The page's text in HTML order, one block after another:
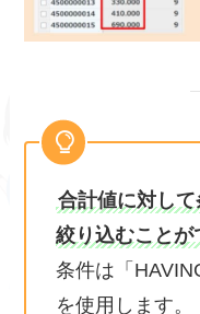
合計値に対し
絞り込むことが
条件は「
を使用します。